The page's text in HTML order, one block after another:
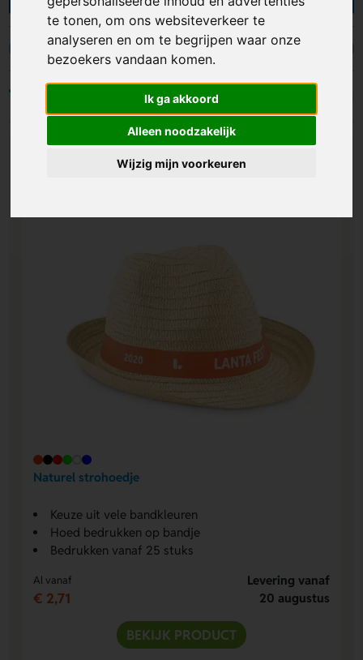
te tonen, om ons websiteverkeer te
analyseren en om te begrijpen waar onze
bezoekers vandaan komen.
Ik ga akkoord
Alleen noodzakelijk
Wijzig mijn voorkeuren
volwassenen. De cowboyhoeden zijn verkrijgbaar
in vrijwel alle denkbare kleuren en kunnen
rondom bedrukt worden op de band. Met
bedrukte cowboyhoeden heb je een leuk
accessoire om weg te geven op een evenement
of een zonnige dag en maak je ook nog eens
reclame!
Cowboyhoeden Feesthoedjes Vissershoedjes
Naturel strohoedje
Keuze uit vele bandkleuren
Hoed bedrukken op bandje
Bedrukken vanaf 25 stuks
Al vanaf
€ 2,71
Levering vanaf
20 augustus
BEKIJK PRODUCT